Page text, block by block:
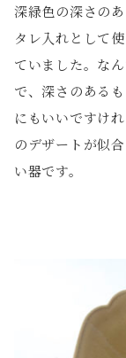
深緑色の深さの
タレ入れとして
ていました。な
で、深さのある
にもいいですけ
のデザートが似
い器です。